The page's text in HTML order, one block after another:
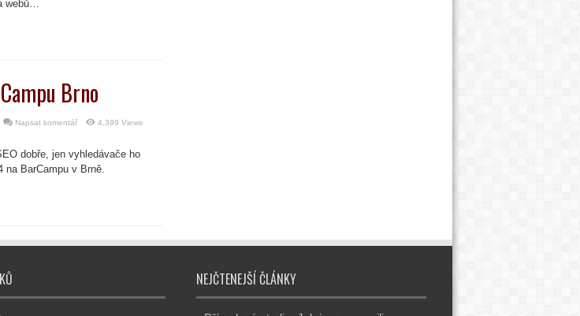
webů…
Brno
Napsat komentář 4,399 Views
dobře, jen vyhledávače ho
na BarCampu v Brně.
NEJČTENEJŠÍ ČLÁNKY